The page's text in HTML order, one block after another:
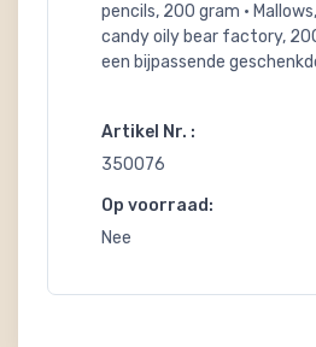
pencils, 200 gram •
candy oily bear factory,
een bijpassende
Artikel Nr. :
350076
Op voorraad:
Nee